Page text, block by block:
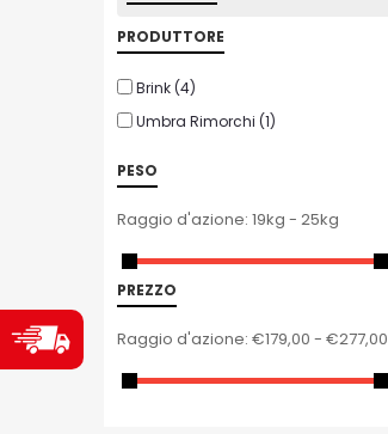
PRODUTTORE
Brink (4)
Umbra Rimorchi (1)
PESO
Raggio d'azione: 19kg - 25kg
PREZZO
Raggio d'azione: €179,00 - €277,00